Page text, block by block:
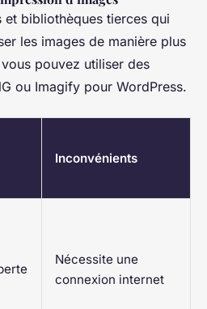
et bibliothèques tierces qui
les images de manière plus
pouvez utiliser des
ou Imagify pour WordPress.
Inconvénients
Nécessite une
connexion internet